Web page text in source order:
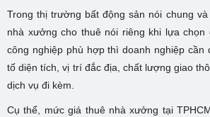
Trong thị trường bất động sản nói chung
nhà xưởng cho thuê nói riêng khi lựa
công nghiệp phù hợp thì doanh nghiệp cần
tố diện tích, vị trí đắc địa, chất lượng giao
dịch vụ đi kèm.
Cụ thể, mức giá thuê nhà xưởng tại